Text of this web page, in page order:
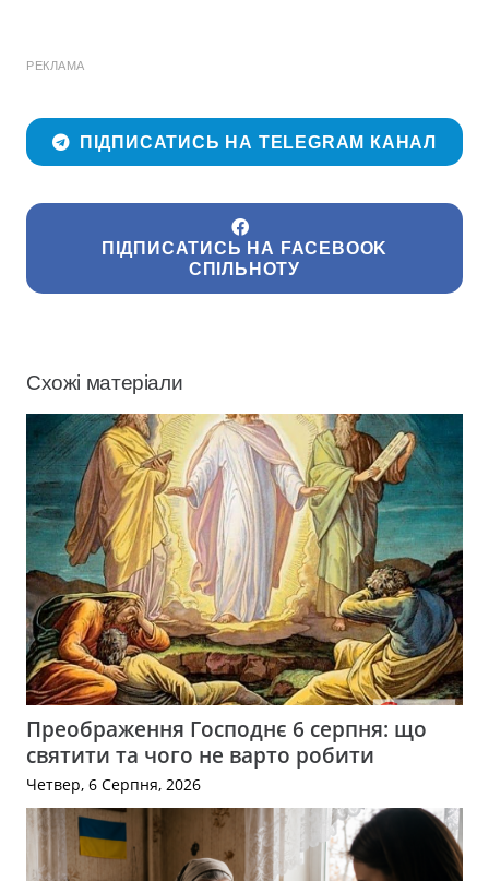
РЕКЛАМА
ПІДПИСАТИСЬ НА TELEGRAM КАНАЛ
ПІДПИСАТИСЬ НА FACEBOOK
СПІЛЬНОТУ
Схожі матеріали
Преображення Господнє 6 серпня: що
святити та чого не варто робити
Четвер, 6 Серпня, 2026